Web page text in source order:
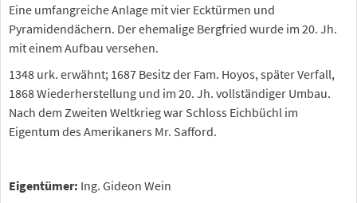
Eine umfangreiche Anlage mit vier Ecktürmen und
Pyramidendächern. Der ehemalige Bergfried wurde im 20. Jh.
mit einem Aufbau versehen.
1348 urk. erwähnt; 1687 Besitz der Fam. Hoyos, später Verfall,
1868 Wiederherstellung und im 20. Jh. vollständiger Umbau.
Nach dem Zweiten Weltkrieg war Schloss Eichbüchl im
Eigentum des Amerikaners Mr. Safford.
Eigentümer: Ing. Gideon Wein